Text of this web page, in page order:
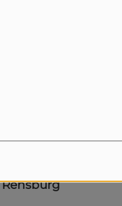
disputé le moindre